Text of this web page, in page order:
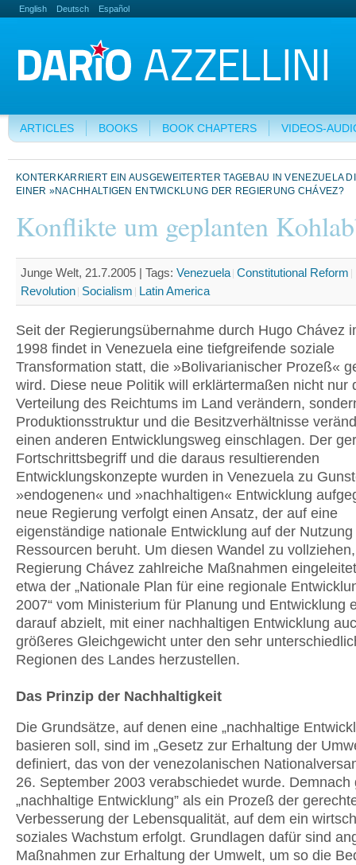
English Deutsch Español
ARTICLES BOOKS BOOK CHAPTERS VIDEOS-
KONTERKARRIERT EIN AUSGEWEITERTER TAGEBAU IN VENEZUELA
EINER »NACHHALTIGEN ENTWICKLUNG DER REGIERUNG CHÁVEZ?
Konflikte um geplanten
Junge Welt, 21.7.2005 | Tags: Venezuela Constitutional Reform
Revolution Socialism Latin America
Seit der Regierungsübernahme durch Hugo Chávez
1998 findet in Venezuela eine tiefgreifende soziale
Transformation statt, die »Bolivarianischer Prozeß«
wird. Diese neue Politik will erklärtermaßen nicht nur
Verteilung des Reichtums im Land verändern,
Produktionsstruktur und die Besitzverhältnisse
einen anderen Entwicklungsweg einschlagen. Der
Fortschrittsbegriff und die daraus resultierenden
Entwicklungskonzepte wurden in Venezuela zu
»endogenen« und »nachhaltigen« Entwicklung
neue Regierung verfolgt einen Ansatz, der auf eine
eigenständige nationale Entwicklung auf der
Ressourcen beruht. Um diesen Wandel zu
Regierung Chávez zahlreiche Maßnahmen
etwa der „Nationale Plan für eine regionale
2007“ vom Ministerium für Planung und Entwicklung
darauf abzielt, mit einer nachhaltigen Entwicklung
größeres Gleichgewicht unter den sehr
Regionen des Landes herzustellen.
Das Prinzip der Nachhaltigkeit
Die Grundsätze, auf denen eine „nachhaltige
basieren soll, sind im „Gesetz zur Erhaltung der
definiert, das von der venezolanischen
26. September 2003 verabschiedet wurde. Demnach
„nachhaltige Entwicklung” als ein Prozeß der
Verbesserung der Lebensqualität, auf dem ein
soziales Wachstum erfolgt. Grundlagen dafür sind
Maßnahmen zur Erhaltung der Umwelt, um so die